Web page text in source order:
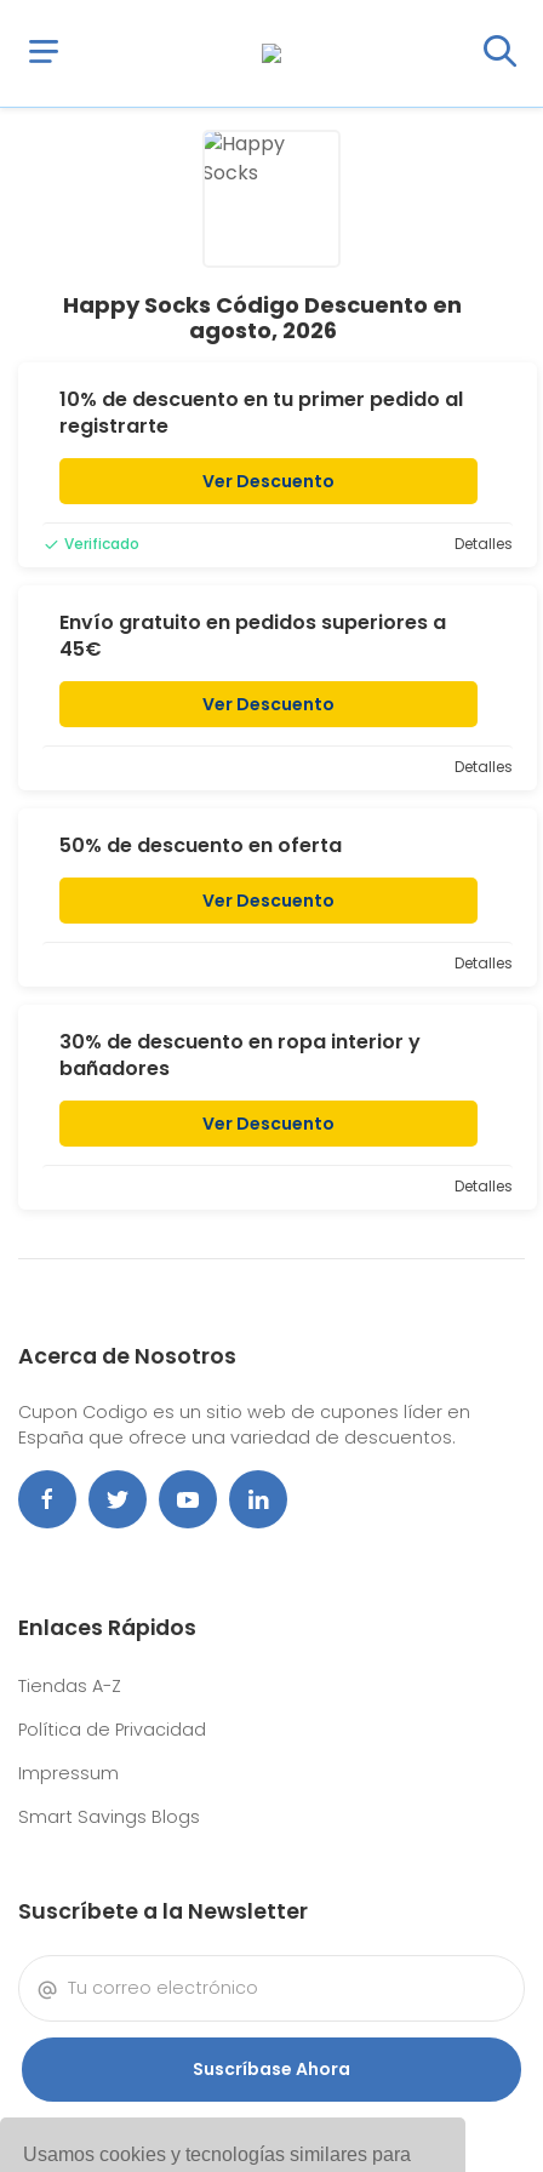
Usamos cookies y tecnologías similares para
Happy Socks Código Descuento en
agosto, 2026
10% de descuento en tu primer pedido al
registrarte
Ver Descuento
Verificado Detalles
Envío gratuito en pedidos superiores a
45€
Ver Descuento
Detalles
50% de descuento en oferta
Ver Descuento
Detalles
30% de descuento en ropa interior y
bañadores
Ver Descuento
Detalles
Acerca de Nosotros
Cupon Codigo es un sitio web de cupones líder en
España que ofrece una variedad de descuentos.
Enlaces Rápidos
Tiendas A-Z
Política de Privacidad
Impressum
Smart Savings Blogs
Suscríbete a la Newsletter
Suscríbase Ahora